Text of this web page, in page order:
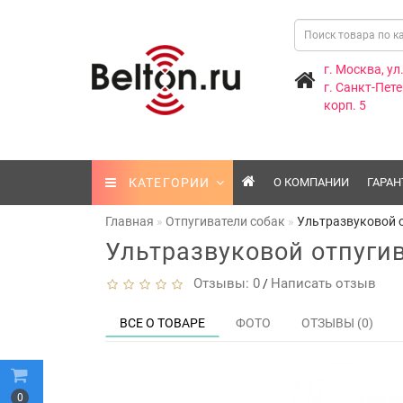
0
г. Москва,
г. Санкт-
корп. 5
КАТЕГОРИИ О КОМПАНИИ
Главная Отпугиватели собак Ультразвуковой
Ультразвуковой
Отзывы: 0 / Написать отзыв
ВСЕ О ТОВАРЕ ФОТО ОТЗЫВЫ (0)